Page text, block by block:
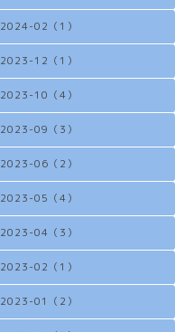
2024-02（1）
2023-12（1）
2023-10（4）
2023-09（3）
2023-06（2）
2023-05（4）
2023-04（3）
2023-02（1）
2023-01（2）